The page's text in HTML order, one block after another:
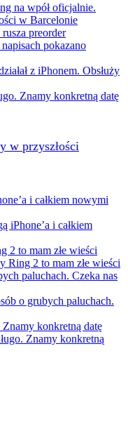
na wpół oficjalnie.
w Barcelonie
preorder
pokazano
z iPhonem. Obsłuży
Znamy konkretną datę
w przyszłości
iPhone’a i całkiem
Ring 2 to mam złe wieści
o grubych paluchach.
Znamy konkretną